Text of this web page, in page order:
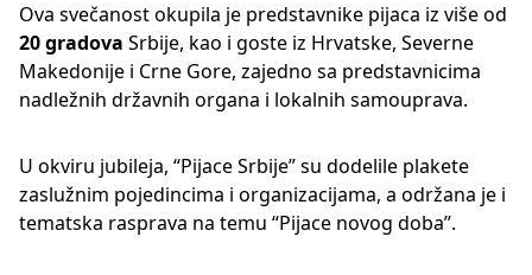
Ova svečanost okupila je predstavnike pijaca iz više od
20 gradova Srbije, kao i goste iz Hrvatske, Severne
Makedonije i Crne Gore, zajedno sa predstavnicima
nadležnih državnih organa i lokalnih samouprava.
U okviru jubileja, “Pijace Srbije” su dodelile plakete
zaslužnim pojedincima i organizacijama, a održana je i
tematska rasprava na temu “Pijace novog doba”.